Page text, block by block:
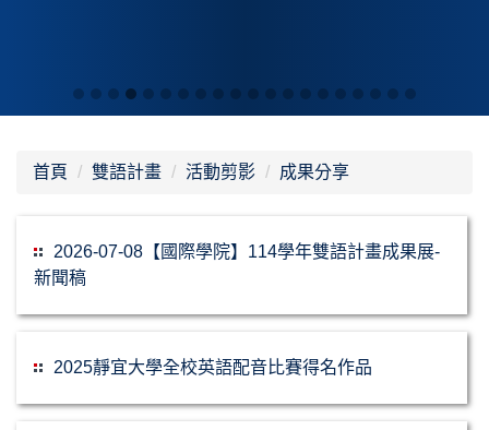
首頁 雙語計畫 活動剪影 成果分享
2026-07-08【國際學院】114學年雙語計畫成果展-
新聞稿
2025靜宜大學全校英語配音比賽得名作品